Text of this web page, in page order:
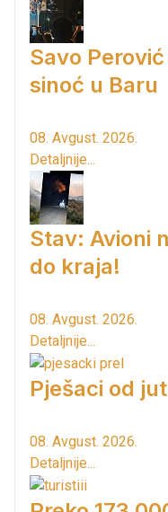
Savo
sinoć u Baru
08. Avgust. 2026.
Detaljnije...
Stav: Avioni
do kraja!
08. Avgust. 2026.
Detaljnije...
Pješaci od
08. Avgust. 2026.
Detaljnije...